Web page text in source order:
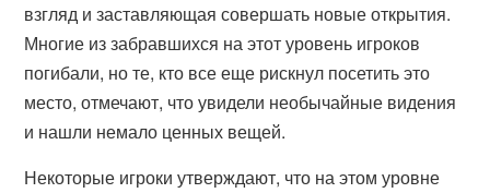
взгляд и заставляющая совершать новые открытия.
Многие из забравшихся на этот уровень игроков
погибали, но те, кто все еще рискнул посетить это
место, отмечают, что увидели необычайные видения
и нашли немало ценных вещей.
Некоторые игроки утверждают, что на этом уровне